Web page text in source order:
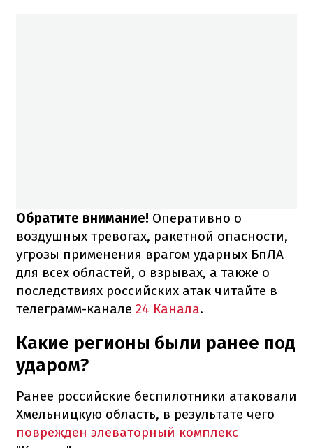
Обратите внимание! Оперативно о
воздушных тревогах, ракетной опасности,
угрозы применения врагом ударных БпЛА
для всех областей, о взрывах, а также о
последствиях российских атак читайте в
телеграмм-канале 24 Канала.
Какие регионы были ранее под
ударом?
Ранее российские беспилотники атаковали
Хмельницкую область, в результате чего
поврежден элеваторный комплекс